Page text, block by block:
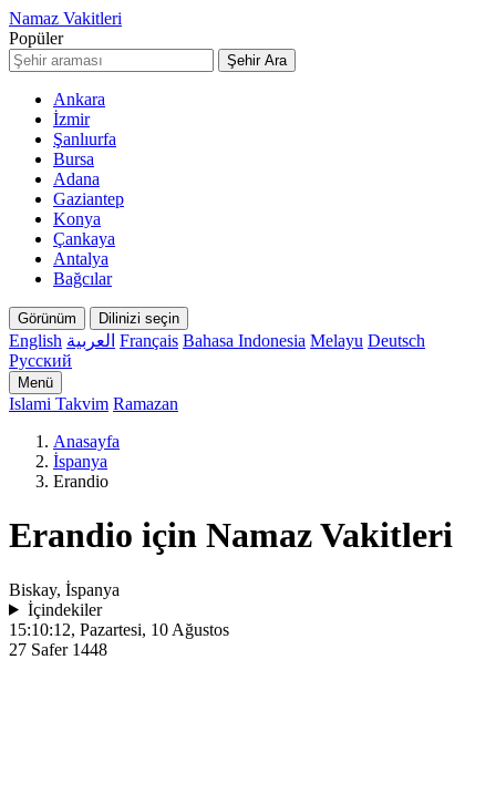
Namaz Vakitleri
Popüler
Şehir Ara
Ankara
İzmir
Şanlıurfa
Bursa
Adana
Gaziantep
Konya
Çankaya
Antalya
Bağcılar
Görünüm Dilinizi seçin
English العربية Français Bahasa Indonesia Melayu Deutsch
Русский
Menü
Islami Takvim Ramazan
Anasayfa
İspanya
Erandio
Erandio için Namaz Vakitleri
Biskay, İspanya
İçindekiler
15:10:12, Pazartesi, 10 Ağustos
27 Safer 1448